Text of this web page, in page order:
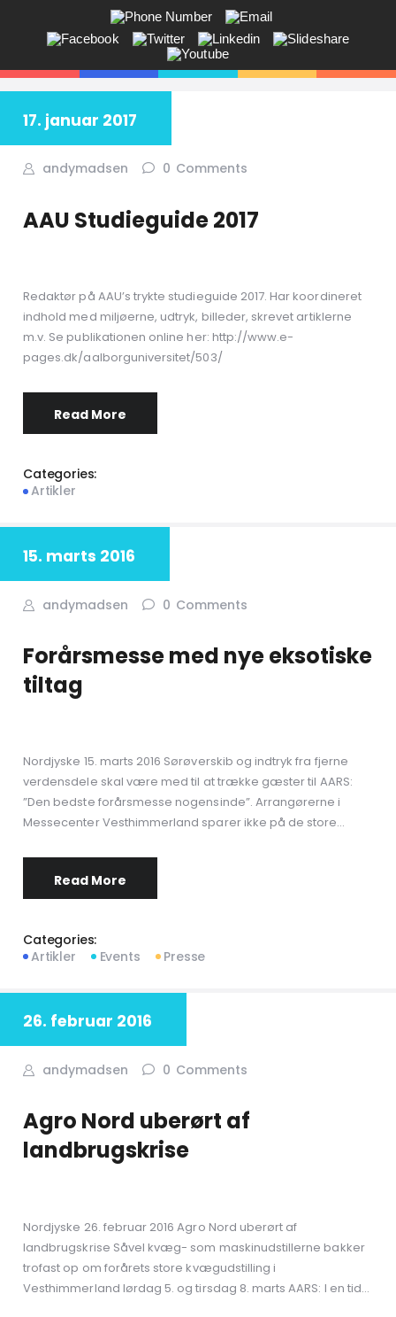
ANDY V.S. MADSEN:
KOMMUNIKATION, COACHING,
EVENTS, NETVÆRK,
Får du ikke sagt tingene på den rigtige måde? Savner du flere kunder
i butikken? Jeg hjælper dig!
17. januar 2017
andymadsen 0 Comments
AAU Studieguide 2017
Redaktør på AAU’s trykte studieguide 2017. Har koordineret
indhold med miljøerne, udtryk, billeder, skrevet artiklerne
m.v. Se publikationen online her: http://www.e-
pages.dk/aalborguniversitet/503/
Read More
Categories:
Artikler
15. marts 2016
andymadsen 0 Comments
Forårsmesse med nye eksotiske
tiltag
Nordjyske 15. marts 2016 Sørøverskib og indtryk fra fjerne
verdensdele skal være med til at trække gæster til AARS:
”Den bedste forårsmesse nogensinde”. Arrangørerne i
Messecenter Vesthimmerland sparer ikke på de store…
Read More
Categories:
Artikler
Events Presse
26. februar 2016
andymadsen 0 Comments
Agro Nord uberørt af
landbrugskrise
Nordjyske 26. februar 2016 Agro Nord uberørt af
landbrugskrise Såvel kvæg- som maskinudstillerne bakker
trofast op om forårets store kvægudstilling i
Vesthimmerland lørdag 5. og tirsdag 8. marts AARS: I en tid…